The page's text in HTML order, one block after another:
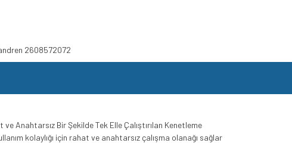
2608572072
ve Anahtarsız Bir Şekilde Tek Elle Çalıştırılan Kenetleme
kolaylığı için rahat ve anahtarsız çalışma olanağı sağlar